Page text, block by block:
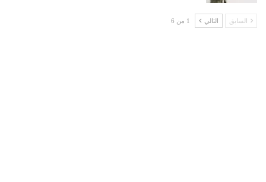
السابق التالي 1 من 6